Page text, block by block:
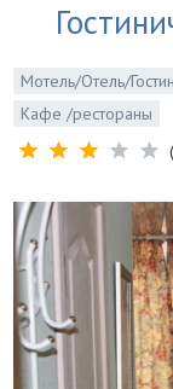
Мотель/Отель/
Кафе /рестораны